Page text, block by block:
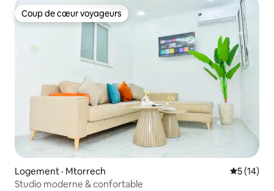
Coup de cœur voyageurs
Coup de cœur voyageurs
Logement · Mtorrech Note
5 (14)
Studio moderne & confortable